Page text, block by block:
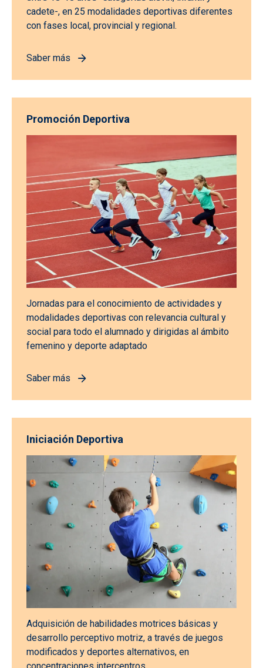
cadete-, en 25 modalidades deportivas diferentes
con fases local, provincial y regional.
Saber más
Promoción Deportiva
Jornadas para el conocimiento de actividades y
modalidades deportivas con relevancia cultural y
social para todo el alumnado y dirigidas al ámbito
femenino y deporte adaptado
Saber más
Iniciación Deportiva
Adquisición de habilidades motrices básicas y
desarrollo perceptivo motriz, a través de juegos
modificados y deportes alternativos, en
concentraciones intercentros.